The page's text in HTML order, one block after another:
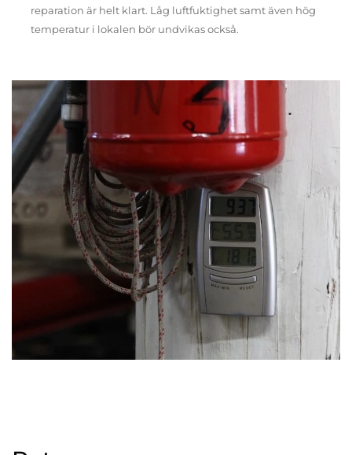
reparation är helt klart. Låg luftfuktighet samt även hög
temperatur i lokalen bör undvikas också.